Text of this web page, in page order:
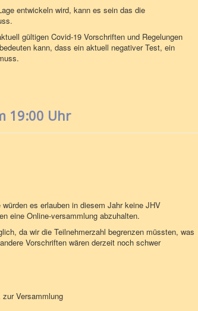
entwickeln wird, kann es sein das die
gültigen Covid-19 Vorschriften und Regelungen
kann, dass ein aktuell negativer Test, ein
19:00 Uhr
es erlauben in diesem Jahr keine JHV
eine Online-versammlung abzuhalten.
da wir die Teilnehmerzahl begrenzen müssten, was
Vorschriften wären derzeit noch schwer
Versammlung